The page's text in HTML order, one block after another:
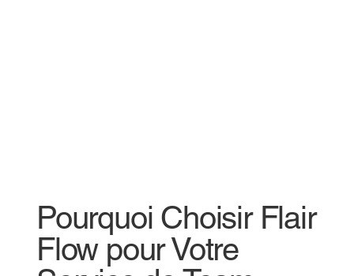
Pourquoi Choisir Flair
Flow pour Votre